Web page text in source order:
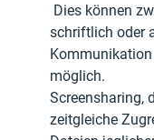
Dies können
schriftlich oder
möglich.
Screensharing,
zeitgleiche